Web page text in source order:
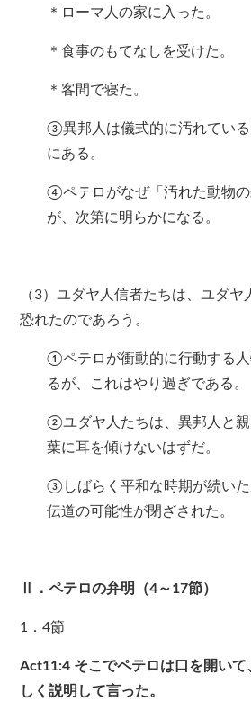
＊ローマ人の家に入った。
＊食事のもてなしを受けた。
＊客間で寝た。
③異邦人は儀式的に汚れてい
にある。
④ペテロがなぜ「汚れた動物
が、次第に明らかになる。
（3）ユダヤ人信者たちは、ユダ
恐れたのであろう。
①ペテロが衝動的に行動する
るが、これはやり過ぎである。
②ユダヤ人たちは、異邦人と
葉に耳を傾けないはずだ。
③しばらく平和な時期が続い
伝道の可能性が閉ざされた。
Ⅱ．ペテロの弁明（4～17節）
1．4節
Act11:4 そこでペテロは口を開い
しく説明して言った。